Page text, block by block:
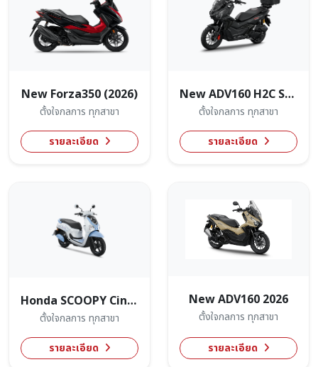
New Forza350 (2026)
ตั้งใจกลการ ทุกสาขา
รายละเอียด
New ADV160 H2C Smart(2026)
ตั้งใจกลการ ทุกสาขา
รายละเอียด
Honda SCOOPY Cinnamoroll Limited Edition
ตั้งใจกลการ ทุกสาขา
รายละเอียด
New ADV160 2026
ตั้งใจกลการ ทุกสาขา
รายละเอียด